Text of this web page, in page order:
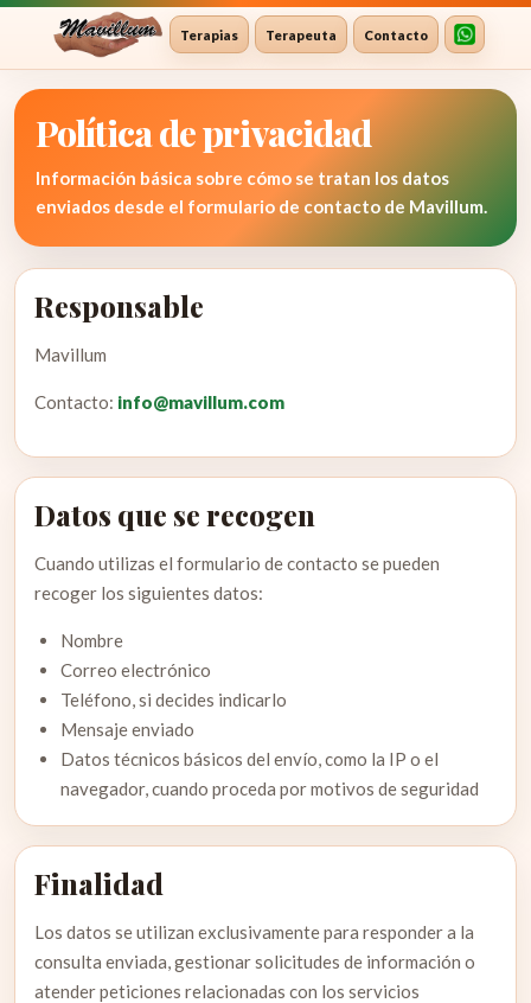
Terapias Terapeuta Contacto
Política de privacidad
Información básica sobre cómo se tratan los datos
enviados desde el formulario de contacto de Mavillum.
Responsable
Mavillum
Contacto: info@mavillum.com
Datos que se recogen
Cuando utilizas el formulario de contacto se pueden
recoger los siguientes datos:
Nombre
Correo electrónico
Teléfono, si decides indicarlo
Mensaje enviado
Datos técnicos básicos del envío, como la IP o el
navegador, cuando proceda por motivos de seguridad
Finalidad
Los datos se utilizan exclusivamente para responder a la
consulta enviada, gestionar solicitudes de información o
atender peticiones relacionadas con los servicios